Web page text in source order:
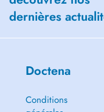
dernières
Doctena
Conditions